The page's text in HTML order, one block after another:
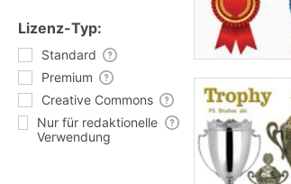
Lizenz-Typ:
Standard
Premium
Creative Commons
Nur für redaktionelle
Verwendung